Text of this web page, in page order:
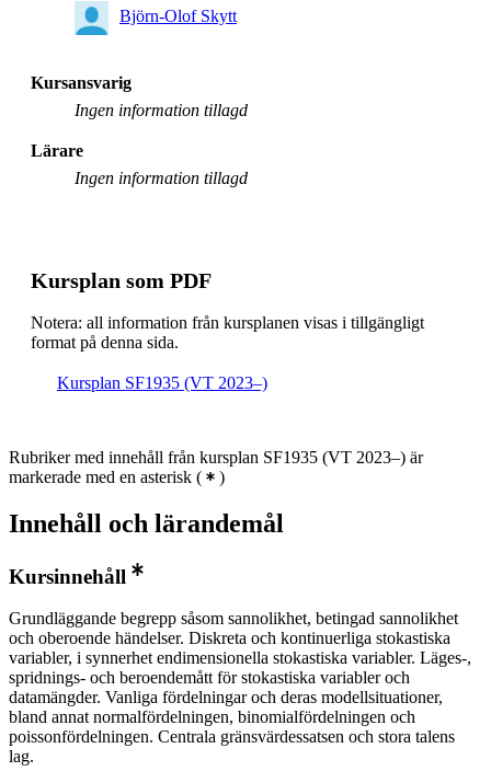
Björn-Olof Skytt
Kursansvarig
Ingen information tillagd
Lärare
Ingen information tillagd
Kursplan som PDF
Notera: all information från kursplanen visas i tillgängligt
format på denna sida.
Kursplan SF1935 (VT 2023–)
Rubriker med innehåll från kursplan SF1935 (VT 2023–) är
markerade med en asterisk ( )
Innehåll och lärandemål
Kursinnehåll
Grundläggande begrepp såsom sannolikhet, betingad sannolikhet
och oberoende händelser. Diskreta och kontinuerliga stokastiska
variabler, i synnerhet endimensionella stokastiska variabler. Läges-,
spridnings- och beroendemått för stokastiska variabler och
datamängder. Vanliga fördelningar och deras modellsituationer,
bland annat normalfördelningen, binomialfördelningen och
poissonfördelningen. Centrala gränsvärdessatsen och stora talens
lag.